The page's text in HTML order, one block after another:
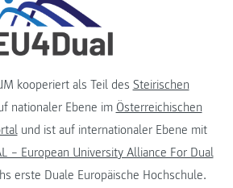
kooperiert als Teil des Steirischen
nationaler Ebene im Österreichischen
und ist auf internationaler Ebene mit
– European University Alliance For Dual
erste Duale Europäische Hochschule.